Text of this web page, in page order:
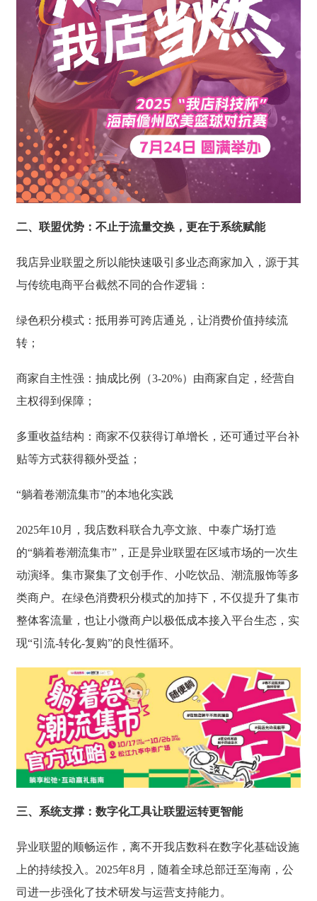
二、联盟优势：不止于流量交换，更在于系统赋能
我店异业联盟之所以能快速吸引多业态商家加入，源于其
与传统电商平台截然不同的合作逻辑：
绿色积分模式：抵用券可跨店通兑，让消费价值持续流
转；
商家自主性强：抽成比例（3-20%）由商家自定，经营自
主权得到保障；
多重收益结构：商家不仅获得订单增长，还可通过平台补
贴等方式获得额外受益；
“躺着卷潮流集市”的本地化实践
2025年10月，我店数科联合九亭文旅、中泰广场打造
的“躺着卷潮流集市”，正是异业联盟在区域市场的一次生
动演绎。集市聚集了文创手作、小吃饮品、潮流服饰等多
类商户。在绿色消费积分模式的加持下，不仅提升了集市
整体客流量，也让小微商户以极低成本接入平台生态，实
现“引流-转化-复购”的良性循环。
三、系统支撑：数字化工具让联盟运转更智能
异业联盟的顺畅运作，离不开我店数科在数字化基础设施
上的持续投入。2025年8月，随着全球总部迁至海南，公
司进一步强化了技术研发与运营支持能力。